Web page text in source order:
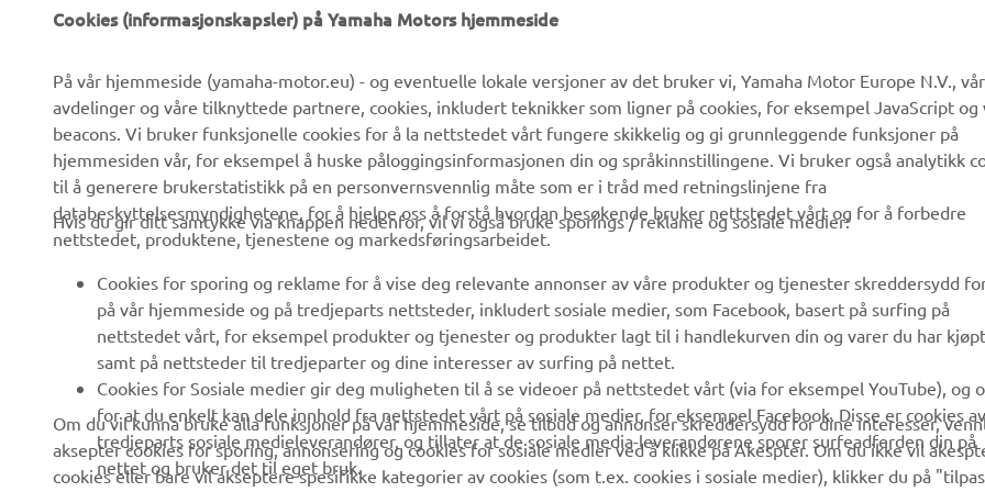
Nyheter
Arrangementer
Yamaha Press
Brosjyrer
Jobber hos Yamaha
Bli en forhandler
Retningslinjer For
Menneskerettigheter
Grunnleggende
Retningslinjer For
Bærekraft
Whistleblower Channel
Myndigheter
Golfbaner
Redningstjeneste
Kjøreskoler
Robotics
Partnerskap
Teknisk informasjon for
frittstående forhandlere
Yamalube Safety Data
Sheets
Yamaha Music
Yamaha Racing
Yamaha Motor Global
Reservedelskatalog
Finn en Yamaha-forhandler
Håndtering av brukte
batterier
Cookies (informasjonskapsler) på Yamaha Motors hjemmeside
På vår hjemmeside (yamaha-motor.eu) - og eventuelle lokale versjoner av det bruker vi, Yamaha Motor Europe N.V.,
avdelinger og våre tilknyttede partnere, cookies, inkludert teknikker som ligner på cookies, for eksempel JavaScript og
beacons. Vi bruker funksjonelle cookies for å la nettstedet vårt fungere skikkelig og gi grunnleggende funksjoner på
hjemmesiden vår, for eksempel å huske påloggingsinformasjonen din og språkinnstillingene. Vi bruker også analytikk
til å generere brukerstatistikk på en personvernsvennlig måte som er i tråd med retningslinjene fra
databeskyttelsesmyndighetene, for å hjelpe oss å forstå hvordan besøkende bruker nettstedet vårt og for å forbedre
nettstedet, produktene, tjenestene og markedsføringsarbeidet.
Hvis du gir ditt samtykke via knappen nedenfor, vil vi også bruke sporings / reklame og sosiale medier:
Cookies for sporing og reklame for å vise deg relevante annonser av våre produkter og tjenester skreddersydd
på vår hjemmeside og på tredjeparts nettsteder, inkludert sosiale medier, som Facebook, basert på surfing på
nettstedet vårt, for eksempel produkter og tjenester og produkter lagt til i handlekurven din og varer du har
samt på nettsteder til tredjeparter og dine interesser av surfing på nettet.
Cookies for Sosiale medier gir deg muligheten til å se videoer på nettstedet vårt (via for eksempel YouTube), og
for at du enkelt kan dele innhold fra nettstedet vårt på sosiale medier, for eksempel Facebook. Disse er cookies av
tredjeparts sosiale medieleverandører, og tillater at de sosiale media-leverandørene sporer surfeadferden din på
nettet og bruker det til eget bruk.
Om du vil kunna bruke alla funksjoner på vår hjemmeside, se tilbud og annonser skreddersydd for dine interesser,
aksepter cookies for sporing, annonsering og cookies for sosiale medier ved å klikke på Akespter. Om du ikke vil
cookies eller bare vil akseptere spesifikke kategorier av cookies (som t.ex. cookies i sosiale medier), klikker du på